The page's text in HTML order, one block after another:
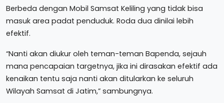
Berbeda dengan Mobil Samsat Keliling yang tidak bisa
masuk area padat penduduk. Roda dua dinilai lebih
efektif.
“Nanti akan diukur oleh teman-teman Bapenda, sejauh
mana pencapaian targetnya, jika ini dirasakan efektif ada
kenaikan tentu saja nanti akan ditularkan ke seluruh
Wilayah Samsat di Jatim,” sambungnya.